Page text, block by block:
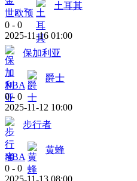
世欧预
土耳其
0 - 0
2025-11-16 01:00
保加利亚
NBA
爵士
0 - 0
2025-11-12 10:00
步行者
NBA
黄蜂
0 - 0
2025-11-13 08:00